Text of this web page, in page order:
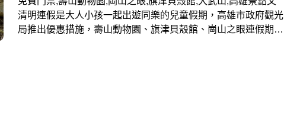
清明連假是大人小孩一起出遊同樂的兒童假期，高雄市政府觀光
局推出優惠措施，壽山動物園、旗津貝殼館、崗山之眼連假期間